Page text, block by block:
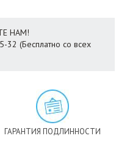
НАМ!
(Бесплатно со всех
ГАРАНТИЯ ПОДЛИННОСТИ